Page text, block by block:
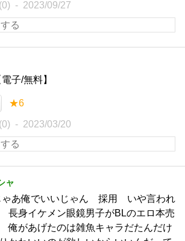
2023/09/27
電子/無料】
★6
2023/03/20
ャ
ゃあ俺でいいじゃん 採用 いや言われ
長身イケメン眼鏡男子がBLのエロ本売
俺があげたのは雑魚キャラだたんだけ